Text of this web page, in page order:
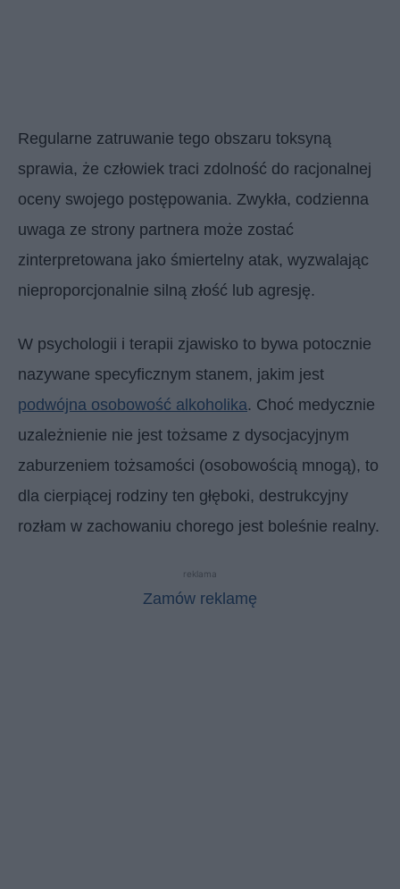
Regularne zatruwanie tego obszaru toksyną
sprawia, że człowiek traci zdolność do racjonalnej
oceny swojego postępowania. Zwykła, codzienna
uwaga ze strony partnera może zostać
zinterpretowana jako śmiertelny atak, wyzwalając
nieproporcjonalnie silną złość lub agresję.
W psychologii i terapii zjawisko to bywa potocznie
nazywane specyficznym stanem, jakim jest
podwójna osobowość alkoholika. Choć medycznie
uzależnienie nie jest tożsame z dysocjacyjnym
zaburzeniem tożsamości (osobowością mnogą), to
dla cierpiącej rodziny ten głęboki, destrukcyjny
rozłam w zachowaniu chorego jest boleśnie realny.
reklama
Zamów reklamę